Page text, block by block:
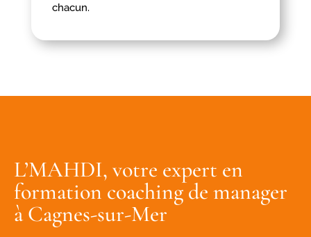
chacun.
L’MAHDI, votre expert en
formation coaching de manager
à Cagnes-sur-Mer